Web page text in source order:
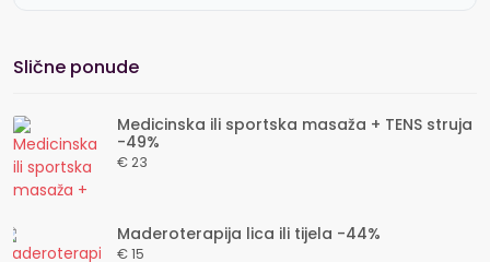
Slične ponude
Medicinska ili sportska masaža + TENS struja
-49%
€ 23
Maderoterapija lica ili tijela -44%
€ 15